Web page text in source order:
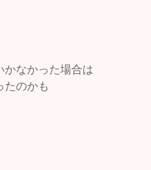
かなかった場合は
たのかも